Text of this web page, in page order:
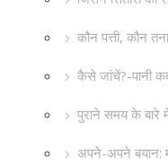
कौन पत्ती, कौन
कैसे जांचें?-पानी
पुराने समय के
अपने-अपने बयान: